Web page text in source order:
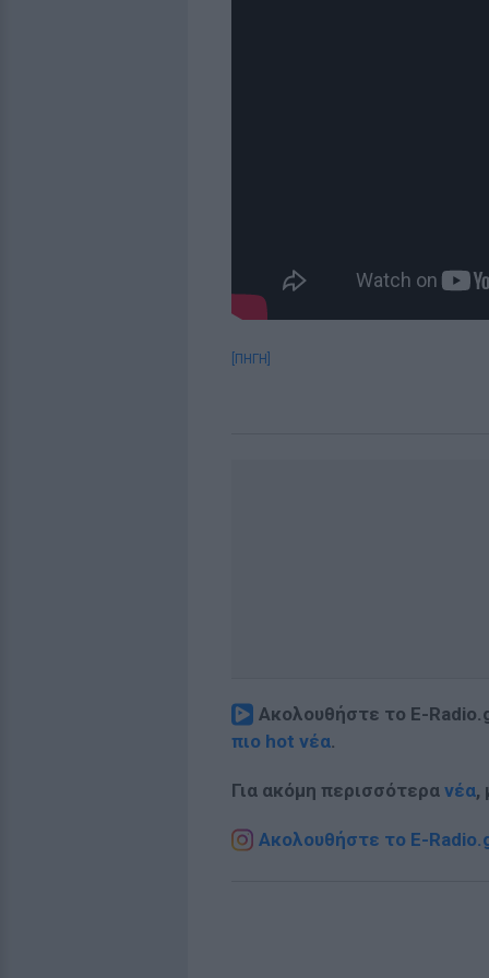
[ΠΗΓΗ]
Ακολουθήστε το E-
πιο hot νέα.
Για ακόμη περισσότερα νέα,
Ακολουθήστε το E-